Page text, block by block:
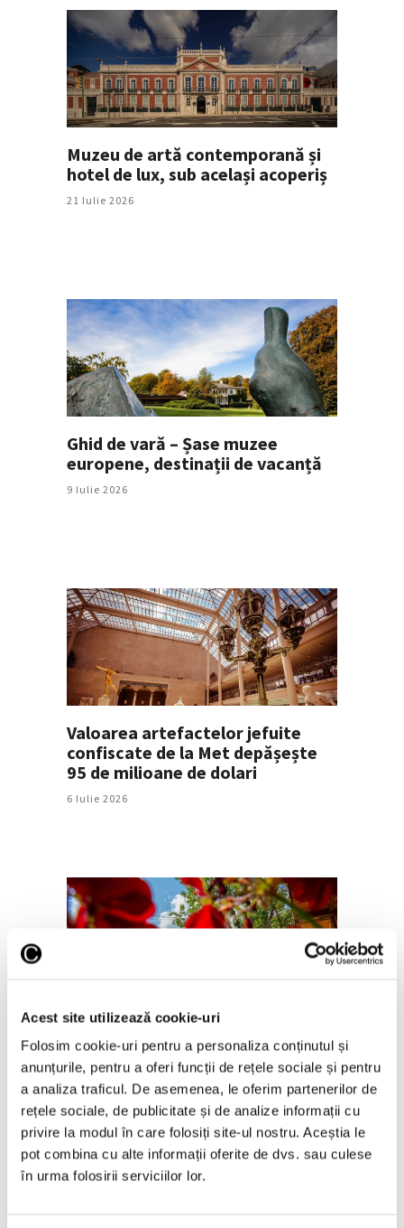
Acest site utilizează cookie-uri
Folosim cookie-uri pentru a personaliza conținutul și
anunțurile, pentru a oferi funcții de rețele sociale și pentru
a analiza traficul. De asemenea, le oferim partenerilor de
rețele sociale, de publicitate și de analize informații cu
privire la modul în care folosiți site-ul nostru. Aceștia le
pot combina cu alte informații oferite de dvs. sau culese
în urma folosirii serviciilor lor.
Muzeu de artă contemporană și
hotel de lux, sub același acoperiș
21 Iulie 2026
Ghid de vară – Șase muzee
europene, destinații de vacanță
9 Iulie 2026
Valoarea artefactelor jefuite
confiscate de la Met depășește
95 de milioane de dolari
6 Iulie 2026
Noaptea Muzeelor la Sate 2026
1 Iulie 2026